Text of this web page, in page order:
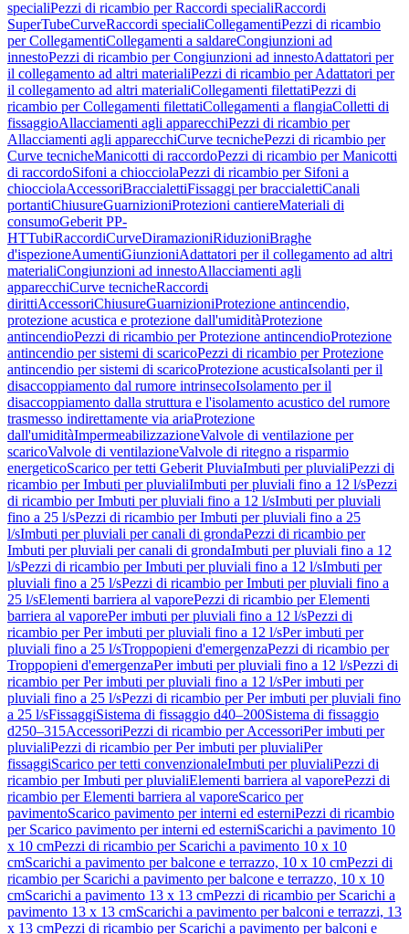
specialiPezzi di ricambio per Raccordi specialiRaccordi
SuperTubeCurveRaccordi specialiCollegamentiPezzi di ricambio
per CollegamentiCollegamenti a saldareCongiunzioni ad
innestoPezzi di ricambio per Congiunzioni ad innestoAdattatori per
il collegamento ad altri materialiPezzi di ricambio per Adattatori per
il collegamento ad altri materialiCollegamenti filettatiPezzi di
ricambio per Collegamenti filettatiCollegamenti a flangiaColletti di
fissaggioAllacciamenti agli apparecchiPezzi di ricambio per
Allacciamenti agli apparecchiCurve tecnichePezzi di ricambio per
Curve tecnicheManicotti di raccordoPezzi di ricambio per Manicotti
di raccordoSifoni a chiocciolaPezzi di ricambio per Sifoni a
chiocciolaAccessoriBraccialettiFissaggi per braccialettiCanali
portantiChiusureGuarnizioniProtezioni cantiereMateriali di
consumoGeberit PP-
HTTubiRaccordiCurveDiramazioniRiduzioniBraghe
d'ispezioneAumentiGiunzioniAdattatori per il collegamento ad altri
materialiCongiunzioni ad innestoAllacciamenti agli
apparecchiCurve tecnicheRaccordi
dirittiAccessoriChiusureGuarnizioniProtezione antincendio,
protezione acustica e protezione dall'umiditàProtezione
antincendioPezzi di ricambio per Protezione antincendioProtezione
antincendio per sistemi di scaricoPezzi di ricambio per Protezione
antincendio per sistemi di scaricoProtezione acusticaIsolanti per il
disaccoppiamento dal rumore intrinsecoIsolamento per il
disaccoppiamento dalla struttura e l'isolamento acustico del rumore
trasmesso indirettamente via ariaProtezione
dall'umiditàImpermeabilizzazioneValvole di ventilazione per
scaricoValvole di ventilazioneValvole di ritegno a risparmio
energeticoScarico per tetti Geberit PluviaImbuti per pluvialiPezzi di
ricambio per Imbuti per pluvialiImbuti per pluviali fino a 12 l/sPezzi
di ricambio per Imbuti per pluviali fino a 12 l/sImbuti per pluviali
fino a 25 l/sPezzi di ricambio per Imbuti per pluviali fino a 25
l/sImbuti per pluviali per canali di grondaPezzi di ricambio per
Imbuti per pluviali per canali di grondaImbuti per pluviali fino a 12
l/sPezzi di ricambio per Imbuti per pluviali fino a 12 l/sImbuti per
pluviali fino a 25 l/sPezzi di ricambio per Imbuti per pluviali fino a
25 l/sElementi barriera al vaporePezzi di ricambio per Elementi
barriera al vaporePer imbuti per pluviali fino a 12 l/sPezzi di
ricambio per Per imbuti per pluviali fino a 12 l/sPer imbuti per
pluviali fino a 25 l/sTroppopieni d'emergenzaPezzi di ricambio per
Troppopieni d'emergenzaPer imbuti per pluviali fino a 12 l/sPezzi di
ricambio per Per imbuti per pluviali fino a 12 l/sPer imbuti per
pluviali fino a 25 l/sPezzi di ricambio per Per imbuti per pluviali fino
a 25 l/sFissaggiSistema di fissaggio d40–200Sistema di fissaggio
d250–315AccessoriPezzi di ricambio per AccessoriPer imbuti per
pluvialiPezzi di ricambio per Per imbuti per pluvialiPer
fissaggiScarico per tetti convenzionaleImbuti per pluvialiPezzi di
ricambio per Imbuti per pluvialiElementi barriera al vaporePezzi di
ricambio per Elementi barriera al vaporeScarico per
pavimentoScarico pavimento per interni ed esterniPezzi di ricambio
per Scarico pavimento per interni ed esterniScarichi a pavimento 10
x 10 cmPezzi di ricambio per Scarichi a pavimento 10 x 10
cmScarichi a pavimento per balcone e terrazzo, 10 x 10 cmPezzi di
ricambio per Scarichi a pavimento per balcone e terrazzo, 10 x 10
cmScarichi a pavimento 13 x 13 cmPezzi di ricambio per Scarichi a
pavimento 13 x 13 cmScarichi a pavimento per balconi e terrazzi, 13
x 13 cmPezzi di ricambio per Scarichi a pavimento per balconi e